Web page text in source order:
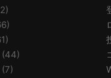
(44)
(7)